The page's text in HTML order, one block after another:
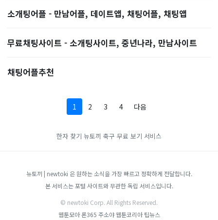
소개팅어플 - 만남어플, 데이트앱, 채팅어플, 채팅앱
무료채팅사이트 - 소개팅사이트, 중년나라, 만남사이트
채팅어플추천
1 2 3 4 다음
한자 찾기 뉴토끼 축구 무료 보기 서비스
뉴토끼 | newtoki 은 원하는 소식을 가장 빠르고 정확하게 전달합니다.
본 서비스는 포털 사이트와 무관한 독립 서비스입니다.
© newtoki Corp. All Rights Reserved.
웹툰모아 론365 주소야 웹툰코리아 팁뉴스